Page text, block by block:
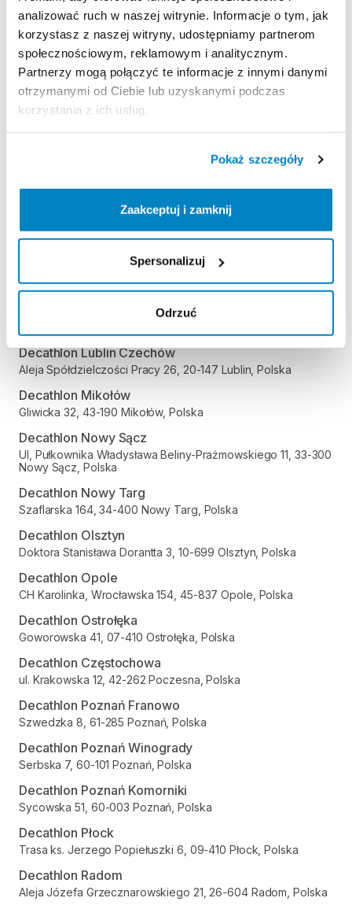
analizować ruch w naszej witrynie. Informacje o tym, jak
korzystasz z naszej witryny, udostępniamy partnerom
społecznościowym, reklamowym i analitycznym.
Partnerzy mogą połączyć te informacje z innymi danymi
otrzymanymi od Ciebie lub uzyskanymi podczas
korzystania z ich usług.
Pokaż szczegóły
Zaakceptuj i zamknij
Spersonalizuj
Odrzuć
Poznańska 80-86, 62-800 Kalisz, Polska
Decathlon Katowice Trzy Stawy
Alpejska 5, 40-507 Katowice, Polska
Decathlon Katowice
Trasa Nikodema i Józefa Renców 30, 40-878 Katowice,
Polska
Zakopiańska 62A, 30-418 Kraków, Polska
Objazdowa 9, 59-220 Legnica, Polska
Decathlon Lublin Węglin
Decathlon Lublin Czechów
Aleja Spółdzielczości Pracy 26, 20-147 Lublin, Polska
Decathlon Mikołów
Gliwicka 32, 43-190 Mikołów, Polska
Decathlon Nowy Sącz
Ul, Pułkownika Władysława Beliny-Prażmowskiego 11, 33-300
Nowy Sącz, Polska
Decathlon Nowy Targ
Szaflarska 164, 34-400 Nowy Targ, Polska
Decathlon Olsztyn
Doktora Stanisława Dorantta 3, 10-699 Olsztyn, Polska
Decathlon Opole
CH Karolinka, Wrocławska 154, 45-837 Opole, Polska
Decathlon Ostrołęka
Goworowska 41, 07-410 Ostrołęka, Polska
Decathlon Częstochowa
ul. Krakowska 12, 42-262 Poczesna, Polska
Decathlon Poznań Franowo
Szwedzka 8, 61-285 Poznań, Polska
Decathlon Poznań Winogrady
Serbska 7, 60-101 Poznań, Polska
Decathlon Poznań Komorniki
Sycowska 51, 60-003 Poznań, Polska
Decathlon Płock
Trasa ks. Jerzego Popiełuszki 6, 09-410 Płock, Polska
Decathlon Radom
Aleja Józefa Grzecznarowskiego 21, 26-604 Radom, Polska